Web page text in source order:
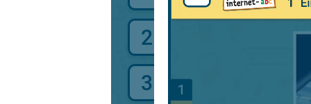
2 E-Mail - was ist das
3 Wofür braucht man